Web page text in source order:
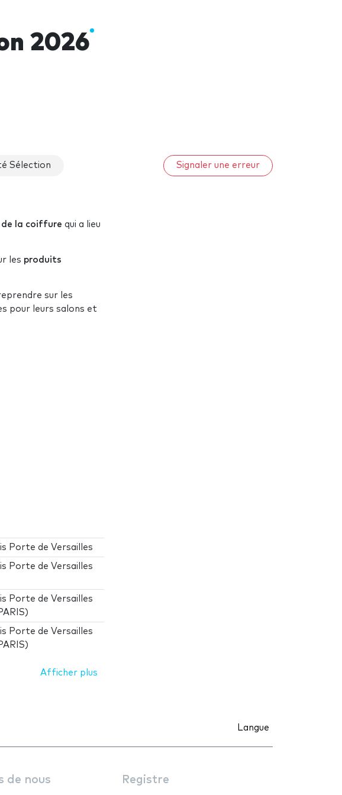
2026
Sélection Signaler une erreur
de la coiffure qui a lieu
les produits
sur les
pour leurs salons et
Porte de Versailles
Porte de Versailles
Porte de Versailles
Porte de Versailles
Afficher plus
Langue
de nous Registre